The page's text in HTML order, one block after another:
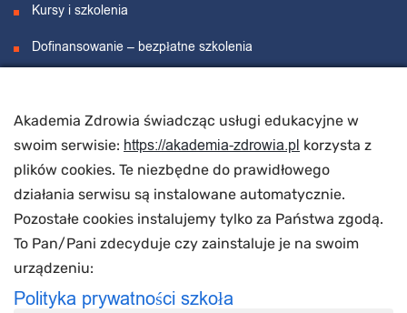
Kursy i szkolenia
Dofinansowanie – bezpłatne szkolenia
O nas
O nas
Wynajem sal
Akademia Zdrowia świadcząc usługi edukacyjne w
swoim serwisie: https://akademia-zdrowia.pl korzysta z
plików cookies. Te niezbędne do prawidłowego
działania serwisu są instalowane automatycznie.
Pozostałe cookies instalujemy tylko za Państwa zgodą.
To Pan/Pani zdecyduje czy zainstaluje je na swoim
urządzeniu:
Polityka prywatności szkoła